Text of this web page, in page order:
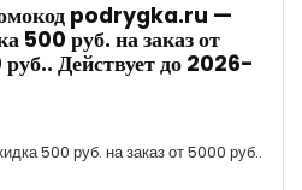
podrygka.ru —
500 руб. на заказ от
Действует до 2026-
500 руб. на заказ от 5000 руб..